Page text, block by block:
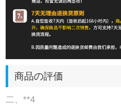
商品の評価
二、**4